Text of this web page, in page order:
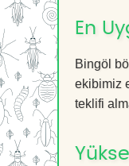
En
Bingöl
ekibimiz
teklifi